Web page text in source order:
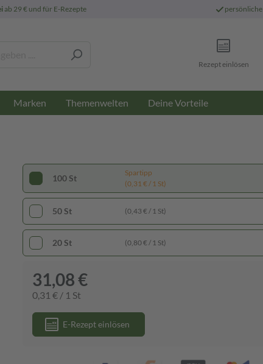
ab 29 € und für E-Rezepte persönliche
Rezept einlösen
Marken Themenwelten Deine Vorteile
100 St
Spartipp
(0,31 € / 1 St)
50 St (0,43 € / 1 St)
20 St (0,80 € / 1 St)
31,08 €
0,31 € / 1 St
E-Rezept einlösen